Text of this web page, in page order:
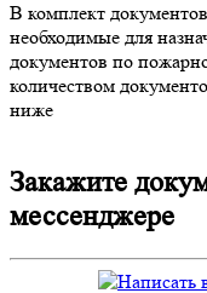
В комплект
необходимые для
документов по
количеством
ниже
Закажите
мессенджере